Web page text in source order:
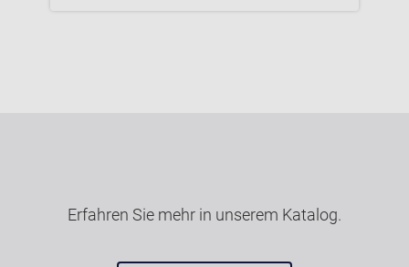
Erfahren Sie mehr in unserem Katalog.